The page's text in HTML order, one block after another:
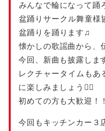
みんなで輪になって踊
盆踊りサークル舞童様
盆踊りを踊ります♫
懐かしの歌謡曲から、
今回、新曲も披露しま
レクチャータイムもあ
に楽しみましょう❤️‍🔥
初めての方も大歓迎！！
今回もキッチンカー３